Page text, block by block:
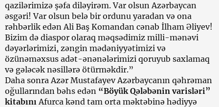
qazilərimizə şəfa diləyirəm. Var olsun Azərbaycan
əsgəri! Var olsun belə bir ordunu yaradan və ona
rəhbərlik edən Ali Baş Komandan cənab İlham Əliyev!
Bizim də diaspor olaraq məqsədimiz milli-mənəvi
dəyərlərimizi, zəngin mədəniyyətimizi və
özünəməxsus adət-ənənələrimizi qoruyub saxlamaq
və gələcək nəsillərə ötürməkdir.”
Daha sonra Azər Mustafayev Azərbaycanın qəhrəman
oğullarından bəhs edən “Böyük Qələbənin varisləri”
kitabınıAfurca kənd tam orta məktəbinə hədiyyə